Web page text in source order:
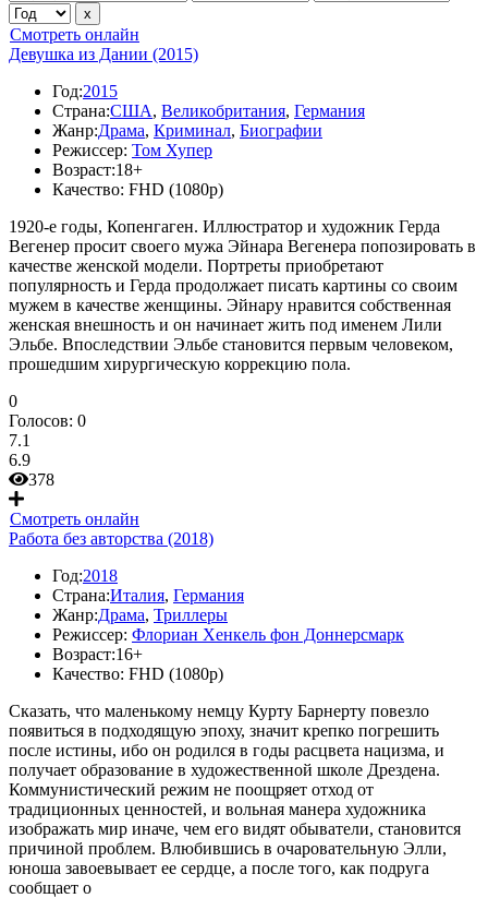
Смотреть онлайн
Девушка из Дании (2015)
Год:2015
Страна:США, Великобритания, Германия
Жанр:Драма, Криминал, Биографии
Режиссер: Том Хупер
Возраст:18+
Качество: FHD (1080p)
1920-е годы, Копенгаген. Иллюстратор и художник Герда
Вегенер просит своего мужа Эйнара Вегенера попозировать в
качестве женской модели. Портреты приобретают
популярность и Герда продолжает писать картины со своим
мужем в качестве женщины. Эйнару нравится собственная
женская внешность и он начинает жить под именем Лили
Эльбе. Впоследствии Эльбе становится первым человеком,
прошедшим хирургическую коррекцию пола.
0
Голосов: 0
7.1
6.9
378
Смотреть онлайн
Работа без авторства (2018)
Год:2018
Страна:Италия, Германия
Жанр:Драма, Триллеры
Режиссер: Флориан Хенкель фон Доннерсмарк
Возраст:16+
Качество: FHD (1080p)
Сказать, что маленькому немцу Курту Барнерту повезло
появиться в подходящую эпоху, значит крепко погрешить
после истины, ибо он родился в годы расцвета нацизма, и
получает образование в художественной школе Дрездена.
Коммунистический режим не поощряет отход от
традиционных ценностей, и вольная манера художника
изображать мир иначе, чем его видят обыватели, становится
причиной проблем. Влюбившись в очаровательную Элли,
юноша завоевывает ее сердце, а после того, как подруга
сообщает о